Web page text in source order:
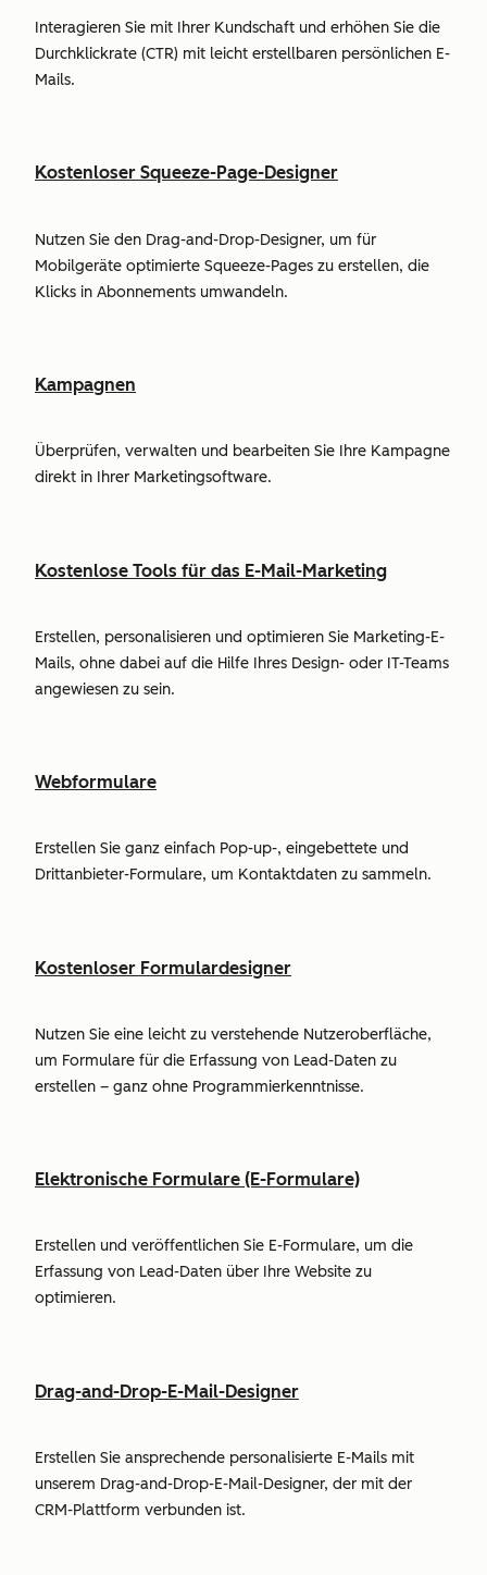
Interagieren Sie mit Ihrer Kundschaft und erhöhen Sie die
Durchklickrate (CTR) mit leicht erstellbaren persönlichen E-
Mails.
Kostenloser Squeeze-Page-Designer
Nutzen Sie den Drag-and-Drop-Designer, um für
Mobilgeräte optimierte Squeeze-Pages zu erstellen, die
Klicks in Abonnements umwandeln.
Kampagnen
Überprüfen, verwalten und bearbeiten Sie Ihre Kampagne
direkt in Ihrer Marketingsoftware.
Kostenlose Tools für das E-Mail-Marketing
Erstellen, personalisieren und optimieren Sie Marketing-E-
Mails, ohne dabei auf die Hilfe Ihres Design- oder IT-Teams
angewiesen zu sein.
Webformulare
Erstellen Sie ganz einfach Pop-up-, eingebettete und
Drittanbieter-Formulare, um Kontaktdaten zu sammeln.
Kostenloser Formulardesigner
Nutzen Sie eine leicht zu verstehende Nutzeroberfläche,
um Formulare für die Erfassung von Lead-Daten zu
erstellen – ganz ohne Programmierkenntnisse.
Elektronische Formulare (E-Formulare)
Erstellen und veröffentlichen Sie E-Formulare, um die
Erfassung von Lead-Daten über Ihre Website zu
optimieren.
Drag-and-Drop-E-Mail-Designer
Erstellen Sie ansprechende personalisierte E-Mails mit
unserem Drag-and-Drop-E-Mail-Designer, der mit der
CRM-Plattform verbunden ist.